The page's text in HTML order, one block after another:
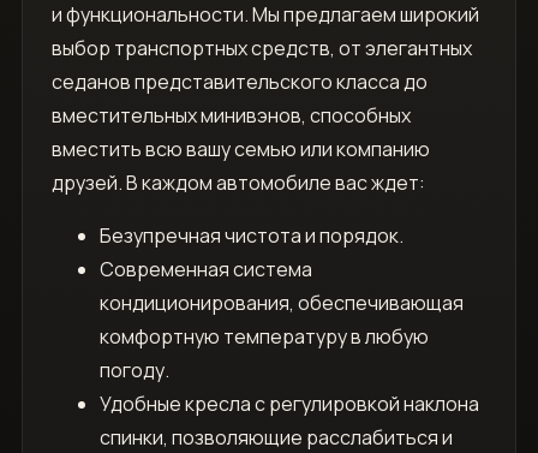
и функциональности. Мы предлагаем широкий
выбор транспортных средств, от элегантных
седанов представительского класса до
вместительных минивэнов, способных
вместить всю вашу семью или компанию
друзей. В каждом автомобиле вас ждет:
Безупречная чистота и порядок.
Современная система
кондиционирования, обеспечивающая
комфортную температуру в любую
погоду.
Удобные кресла с регулировкой наклона
спинки, позволяющие расслабиться и